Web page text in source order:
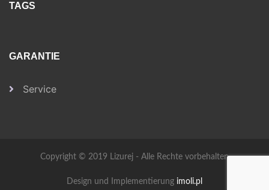
TAGS
GARANTIE
Service
Copyright © 2019 Lizurej - Alle Rechte vorbehalten
Design und Implementierung imoli.pl